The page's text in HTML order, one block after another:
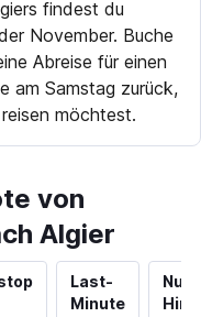
findest du
November. Buche
Abreise für einen
am Samstag zurück,
möchtest.
von
Algier
Last-
Minute
Nur